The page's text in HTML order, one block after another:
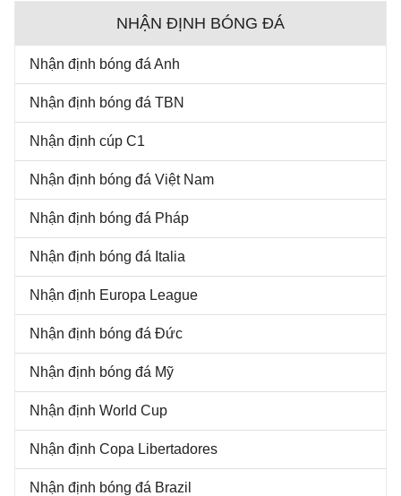
NHẬN ĐỊNH BÓNG ĐÁ
Nhận định bóng đá Anh
Nhận định bóng đá TBN
Nhận định cúp C1
Nhận định bóng đá Việt Nam
Nhận định bóng đá Pháp
Nhận định bóng đá Italia
Nhận định Europa League
Nhận định bóng đá Đức
Nhận định bóng đá Mỹ
Nhận định World Cup
Nhận định Copa Libertadores
Nhận định bóng đá Brazil